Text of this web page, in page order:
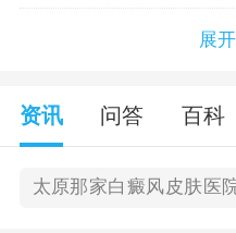
展
资讯 问答 百科
太原那家白癜风皮肤医